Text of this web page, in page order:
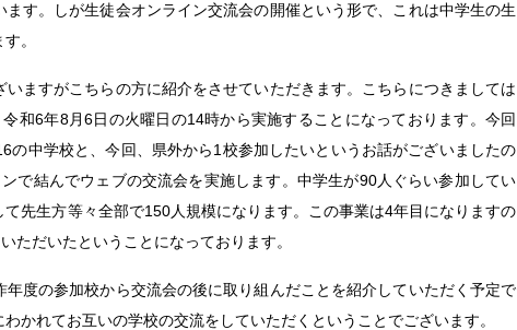
す。しが生徒会オンライン交流会の開催という形で、これは中学生の生
。
ますがこちらの方に紹介をさせていただきます。こちらにつきましては
和6年8月6日の火曜日の14時から実施することになっております。今回
の中学校と、今回、県外から1校参加したいというお話がございましたの
で結んでウェブの交流会を実施します。中学生が90人ぐらい参加してい
先生方等々全部で150人規模になります。この事業は4年目になりますの
ただいたということになっております。
度の参加校から交流会の後に取り組んだことを紹介していただく予定で
かれてお互いの学校の交流をしていただくということでございます。